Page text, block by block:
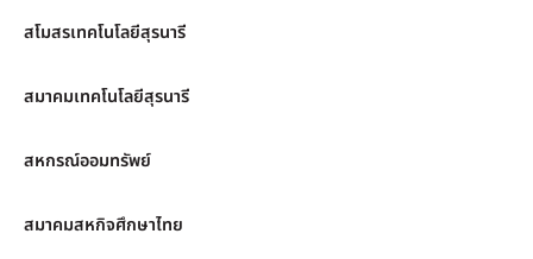
สโมสรเทคโนโลยีสุรนารี
สมาคมเทคโนโลยีสุรนารี
สหกรณ์ออมทรัพย์
สมาคมสหกิจศึกษาไทย